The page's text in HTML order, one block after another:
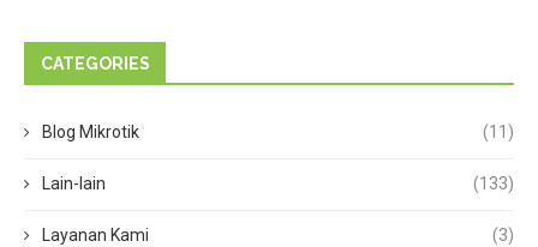
CATEGORIES
Blog Mikrotik (11)
Lain-lain (133)
Layanan Kami (3)